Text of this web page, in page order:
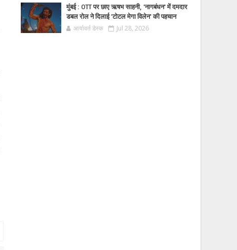
मुंबई : OTT पर छाए ऋषभ साहनी, 'नागबंधन' में दमदार
डबल रोल ने दिलाई 'टोटल मेगा विलेन' की पहचान
आर्यावर्त डेस्क Jul 28, 2026